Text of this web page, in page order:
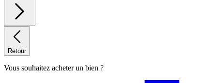
Retour
Vous souhaitez acheter un bien ?